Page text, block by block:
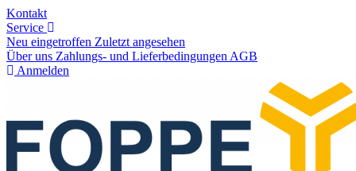
Kontakt
Service
Neu eingetroffen Zuletzt angesehen
Über uns Zahlungs- und Lieferbedingungen AGB
Anmelden